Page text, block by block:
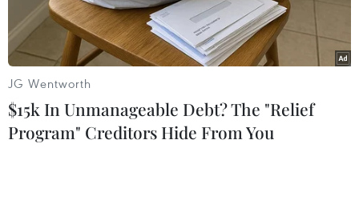
JG Wentworth
$15k In Unmanageable Debt? The "Relief
Program" Creditors Hide From You